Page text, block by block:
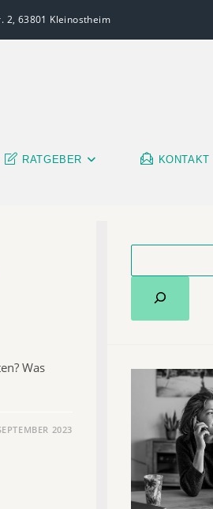
2, 63801 Kleinostheim
RATGEBER KONTAKT
Was
2023